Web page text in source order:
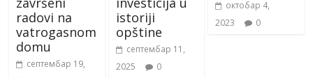
radovi na
vatrogasnom
domu
септембар 19,
istoriji
opštine
септембар 11,
2025
0
октобар 4,
2023
0